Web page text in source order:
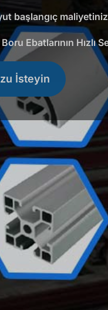
başlangıç
Ebatlarının Hızlı
İsteyin